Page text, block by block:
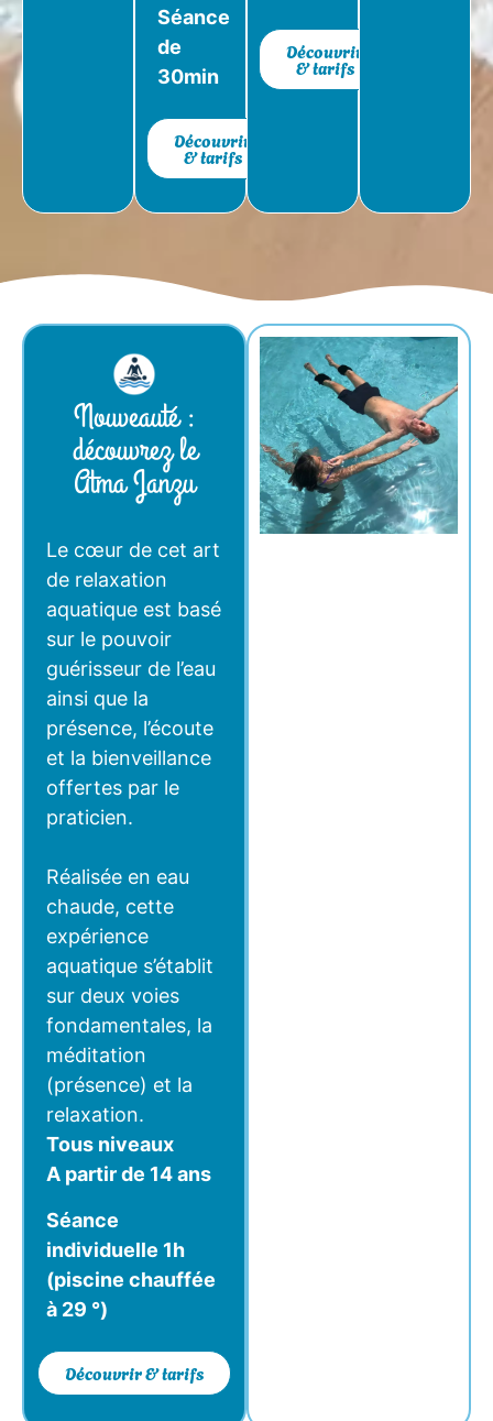
Séance
de
30min
Découvrir
& tarifs
Découvrir
& tarifs
Nouveauté :
découvrez le
Atma Janzu
Le cœur de cet art
de relaxation
aquatique est basé
sur le pouvoir
guérisseur de l’eau
ainsi que la
présence, l’écoute
et la bienveillance
offertes par le
praticien.
Réalisée en eau
chaude, cette
expérience
aquatique s’établit
sur deux voies
fondamentales, la
méditation
(présence) et la
relaxation.
Tous niveaux
A partir de 14 ans
Séance
individuelle 1h
(piscine chauffée
à 29 °)
Découvrir & tarifs